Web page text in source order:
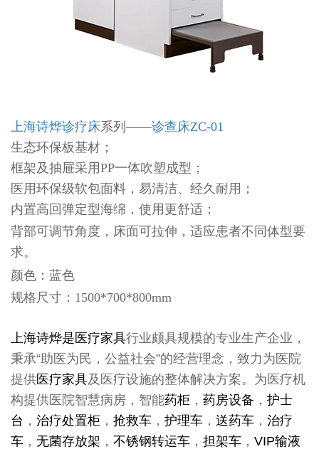
上海诗烨诊疗床系列——诊查床ZC-01
生态环保板基材；
框架及抽屉采用PP一体吹塑成型；
医用环保级软包面料，易清洁、经久耐用；
内置高回弹定型海绵，使用更舒适；
背部可调节角度，床面可拉伸，适应患者不同体型要
求。
颜色：蓝色
规格尺寸：1500*700*800mm
上海诗烨是 医疗家具行业颇具规模的专业生产企业，
秉承“助医为民，公益社会”的经营理念，致力为医院
提供医疗家具及医疗设施的整体解决方案。为医疗机
构提供医院智慧病房，智能药柜 ， 药房设备 ， 护士
台 ， 治疗处置柜 ， 抢救车 ， 护理车 ， 送药车 ， 治疗
车 ， 无菌存放架 ， 不锈钢转运车 ， 担架车 ， VIP输液